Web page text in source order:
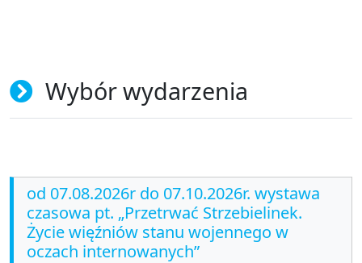
Wybór wydarzenia
od 07.08.2026r do 07.10.2026r. wystawa
czasowa pt. „Przetrwać Strzebielinek.
Życie więźniów stanu wojennego w
oczach internowanych”